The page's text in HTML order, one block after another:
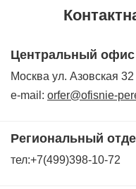
Центральный офис
Москва ул. Азовская 32
e-mail: orfer@ofisnie-
Региональный
тел:+7(499)398-10-72